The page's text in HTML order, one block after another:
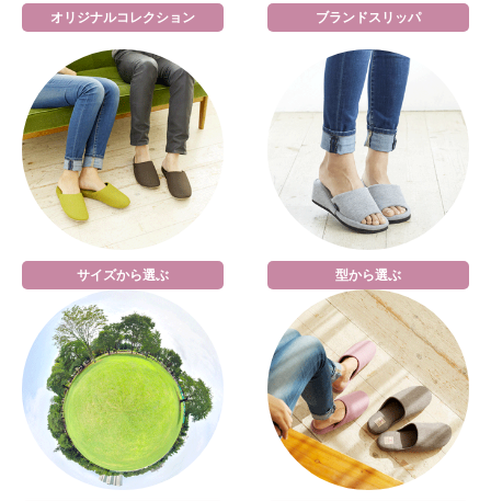
オリジナルコレクション ブランドスリッパ
サイズから選ぶ 型から選ぶ